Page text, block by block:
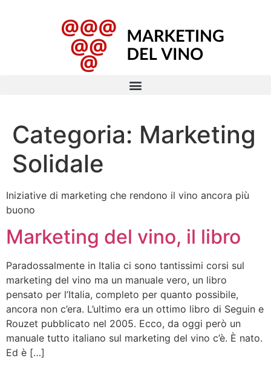
Categoria: Marketing
Solidale
Iniziative di marketing che rendono il vino ancora più
buono
Marketing del vino, il libro
Paradossalmente in Italia ci sono tantissimi corsi sul
marketing del vino ma un manuale vero, un libro
pensato per l’Italia, completo per quanto possibile,
ancora non c’era. L’ultimo era un ottimo libro di Seguin e
Rouzet pubblicato nel 2005. Ecco, da oggi però un
manuale tutto italiano sul marketing del vino c’è. È nato.
Ed è […]